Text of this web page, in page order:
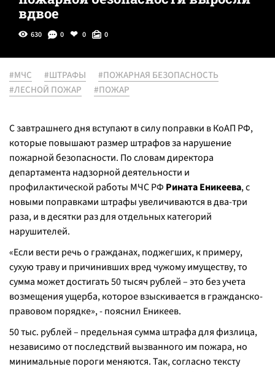
вдвое
630 0 0 0
#МЧС #ШТРАФЫ
#ПОЖАРНАЯ БЕЗОПАСНОСТЬ
#ЛЕСНОЙ ПОЖАР
#ПОЖАР
С завтрашнего дня вступают в силу поправки в КоАП РФ,
которые повышают размер штрафов за нарушение
пожарной безопасности. По словам директора
департамента надзорной деятельности и
профилактической работы МЧС РФ Рината Еникеева, с
новыми поправками штрафы увеличиваются в два-три
раза, и в десятки раз для отдельных категорий
нарушителей.
«Если вести речь о гражданах, поджегших, к примеру,
сухую траву и причинивших вред чужому имуществу, то
сумма может достигать 50 тысяч рублей – это без учета
возмещения ущерба, которое взыскивается в гражданско-
правовом порядке», - пояснил Еникеев.
50 тыс. рублей – предельная сумма штрафа для физлица,
независимо от последствий вызванного им пожара, но
минимальные пороги меняются. Так, согласно тексту